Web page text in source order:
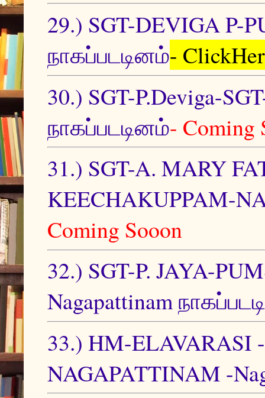
29.) SGT-DEVIGA P-
நாகப்படடினம்-
30.) SGT-P.Deviga-
நாகப்படடினம்- Coming
31.) SGT-A. MARY
KEECHAKUPPAM-
Coming Sooon
32.) SGT-P. JAYA-
Nagapattinam
33.) HM-ELAVARASI
NAGAPATTINAM -